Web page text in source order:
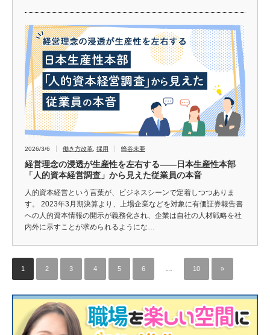
2026/3/6 働き方改革, 採用 蜂谷未亜
経営理念の浸透が生産性を左右する――日本生産性本部
「人的資本経営調査」から見えた従業員の本音
人的資本経営という言葉が、ビジネスシーンで定着しつつありま
す。 2023年3月期決算より、上場企業などを対象に有価証券報告書
への人的資本情報の開示が義務化され、企業は自社の人材戦略を社
内外に示すことが求められるようにな…
1 2 3 4 5 6 10 »